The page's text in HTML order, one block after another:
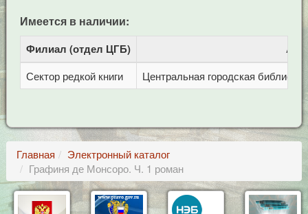
Имеется в наличии:
Филиал (отдел ЦГБ)
Сектор редкой книги Центральная городская
Главная
Электронный каталог
Графиня де Монсоро. Ч. 1 роман